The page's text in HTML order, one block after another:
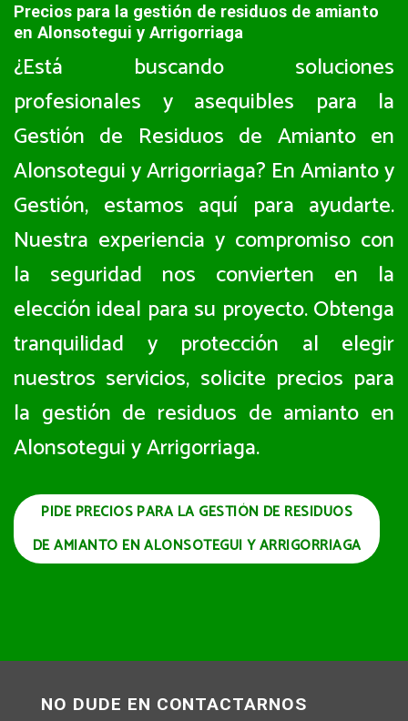
Precios para la gestión de residuos de amianto
en Alonsotegui y Arrigorriaga
¿Está buscando soluciones
profesionales y asequibles para la
Gestión de Residuos de Amianto en
Alonsotegui y Arrigorriaga? En Amianto y
Gestión, estamos aquí para ayudarte.
Nuestra experiencia y compromiso con
la seguridad nos convierten en la
elección ideal para su proyecto. Obtenga
tranquilidad y protección al elegir
nuestros servicios, solicite precios para
la gestión de residuos de amianto en
Alonsotegui y Arrigorriaga.
PIDE PRECIOS PARA LA GESTIÓN DE RESIDUOS
DE AMIANTO EN ALONSOTEGUI Y ARRIGORRIAGA
NO DUDE EN CONTACTARNOS